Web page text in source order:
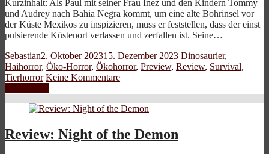
Kurzinhalt: Als Paul mit seiner Frau Inez und den Kindern Tommy
und Audrey nach Bahia Negra kommt, um eine alte Bohrinsel vor
der Küste Mexikos zu inspizieren, muss er feststellen, dass der einst
pulsierende Küstenort verlassen und zerfallen ist. Seine…
Sebastian2. Oktober 202315. Dezember 2023 Dinosaurier,
Haihorror, Öko-Horror, Ökohorror, Preview, Review, Survival,
Tierhorror Keine Kommentare
Review: Night of the Demon